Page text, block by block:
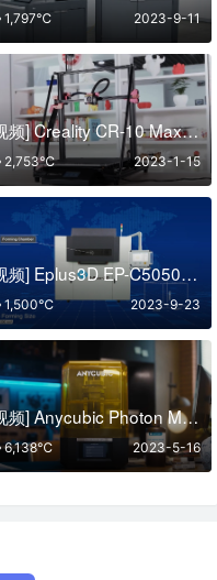
2023-9-11
1,797℃
[视频] Creality CR-10 Max 3D打印机 大而稳 快而精
2023-1-15
2,753℃
[视频] Eplus3D EP-C5050砂型蜡型3D打印机
2023-9-23
1,500℃
[视频] Anycubic Photon Mono M5s 10.1寸12K LCD 光固化打印机 像大师一样打印
2023-5-16
6,138℃